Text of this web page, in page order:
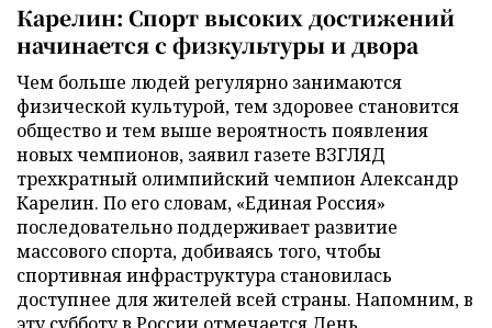
Карелин: Спорт высоких достижений
начинается с физкультуры и двора
Чем больше людей регулярно занимаются
физической культурой, тем здоровее становится
общество и тем выше вероятность появления
новых чемпионов, заявил газете ВЗГЛЯД
трехкратный олимпийский чемпион Александр
Карелин. По его словам, «Единая Россия»
последовательно поддерживает развитие
массового спорта, добиваясь того, чтобы
спортивная инфраструктура становилась
доступнее для жителей всей страны. Напомним, в
эту субботу в России отмечается День